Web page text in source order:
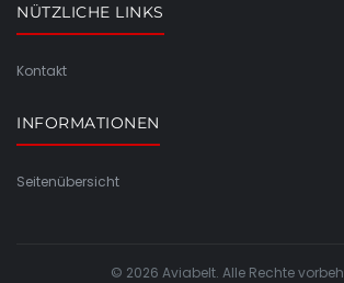
NÜTZLICHE LINKS
Kontakt
INFORMATIONEN
Seitenübersicht
© 2026 Aviabelt. Alle Rechte